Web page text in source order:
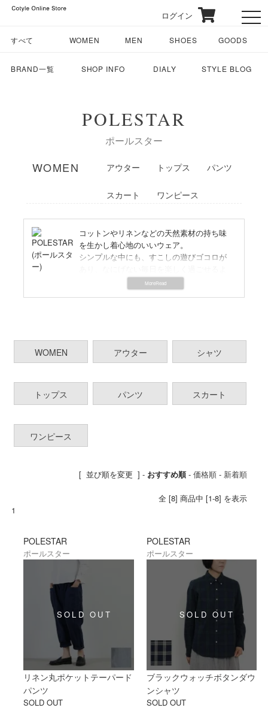
ログイン
すべて WOMEN MEN SHOES GOODS
BRAND一覧 SHOP INFO DIALY STYLE BLOG
POLESTAR
ポールスター
WOMEN アウター トップス パンツ
スカート ワンピース
コットンやリネンなどの天然素材の持ち味
を生かし着心地のいいウェア。
シンプルな中にも、すこしの遊びゴコロが
うな、服づくり。
アトリエとファクトリーを兵庫県、宝塚市
が、ファクトリー誕生のきっかけ。
彼らは服をつくるうえで、作り手同士の距
離が、すごく大切だと考えています。
着ていただければそのシルエットや素材
感、そして存在感に隠された想いを感じる
WOMEN アウター シャツ
トップス パンツ スカート
ワンピース
[ 並び順を変更 ] - おすすめ順-価格順 - 新着順
全 [8] 商品中 [1-8] を表示
1
POLESTAR
ポールスター
リネン丸ポケットテーパード
パンツ
SOLD OUT
POLESTAR
ポールスター
ブラックウォッチボタンダウ
ンシャツ
SOLD OUT